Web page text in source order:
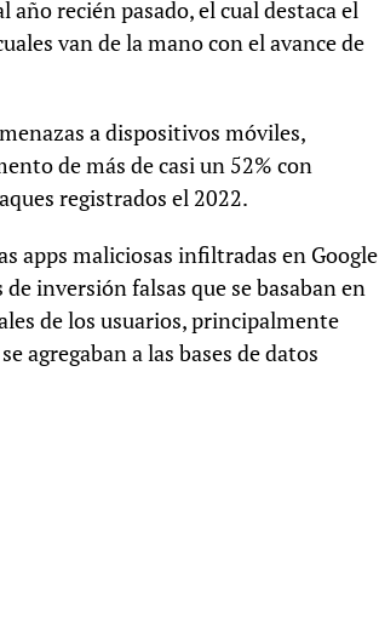
recién pasado, el cual destaca el
van de la mano con el avance de
a dispositivos móviles,
de más de casi un 52% con
registrados el 2022.
apps maliciosas infiltradas en Google
inversión falsas que se basaban en
de los usuarios, principalmente
agregaban a las bases de datos